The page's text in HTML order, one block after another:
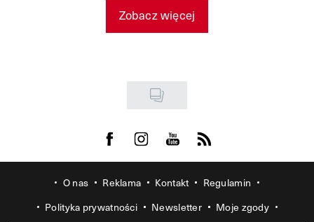
Zobacz więcej
Visit us on Facebook
Visit us on Instagram
Visit us on Youtube
Visit us on Rss
O nas Reklama Kontakt
Regulamin
Polityka prywatności
Newsletter Moje zgody